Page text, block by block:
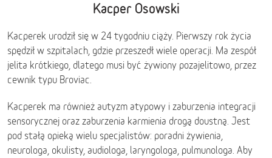
Kacper Osowski
Kacperek urodził się w 24 tygodniu ciąży. Pierwszy rok życia
spędził w szpitalach, gdzie przeszedł wiele operacji. Ma zespół
jelita krótkiego, dlatego musi być żywiony pozajelitowo, przez
cewnik typu Broviac.
Kacperek ma również autyzm atypowy i zaburzenia integracji
sensorycznej oraz zaburzenia karmienia drogą doustną. Jest
pod stałą opieką wielu specjalistów: poradni żywienia,
neurologa, okulisty, audiologa, laryngologa, pulmunologa. Aby